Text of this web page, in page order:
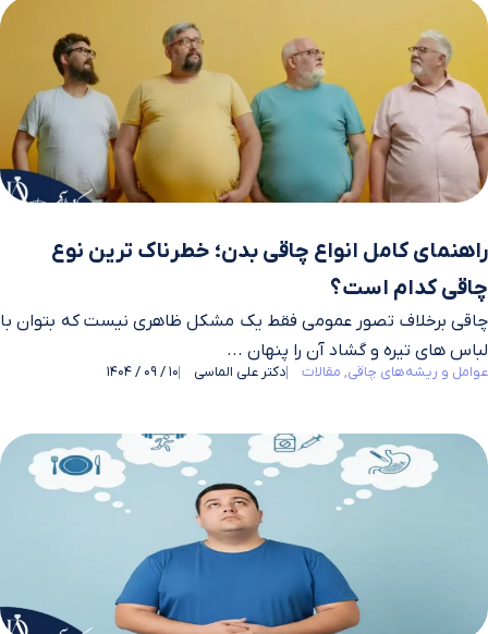
راهنمای کامل انواع چاقی بدن؛ خطرناک ترین نوع
چاقی کدام است؟
چاقی برخلاف تصور عمومی فقط یک مشکل ظاهری نیست که بتوان با
لباس‌ های تیره و گشاد آن را پنهان ...
عوامل و ریشه‌های چاقی مقالات دکتر علی الماسی 10 / 09 / 1404